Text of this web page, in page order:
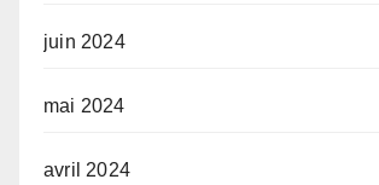
juin 2024
mai 2024
avril 2024